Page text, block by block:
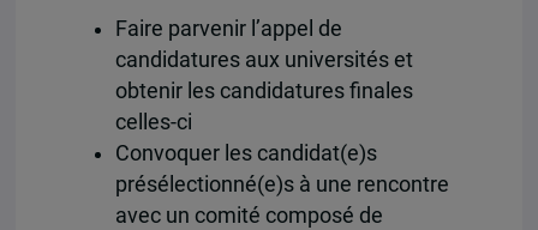
Faire parvenir l’appel de
candidatures aux universités et
obtenir les candidatures finales
celles-ci
Convoquer les candidat(e)s
présélectionné(e)s à une rencontre
avec un comité composé de